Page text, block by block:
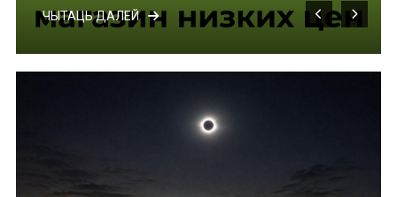
ЧЫТАЦЬ ДАЛЕЙ